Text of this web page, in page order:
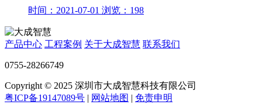
时间： 2021-07-01 浏览： 198
产品中心 工程案例 关于大成智慧 联系我们
0755-28266749
Copyright © 2025 深圳市大成智慧科技有限公司
粤ICP备19147089号 | 网站地图 | 免责申明